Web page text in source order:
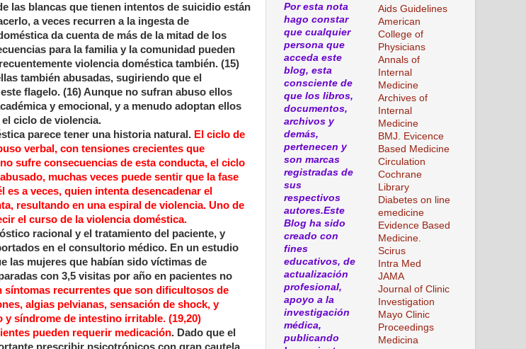
las blancas que tienen intentos de suicidio están
a veces recurren a la ingesta de
da cuenta de más de la mitad de los
para la familia y la comunidad pueden
violencia doméstica también. (15)
también abusadas, sugiriendo que el
flagelo. (16) Aunque no sufran abuso ellos
y emocional, y a menudo adoptan ellos
ciclo de violencia.
parece tener una historia natural. El ciclo de
verbal, con tensiones crecientes que
sufre consecuencias de esta conducta, el ciclo
muchas veces puede sentir que la fase
a veces, quien intenta desencadenar el
resultando en una espiral de violencia. Uno de
el curso de la violencia doméstica.
racional y el tratamiento del paciente, y
en el consultorio médico. En un estudio
las mujeres que habían sido víctimas de
con 3,5 visitas por año en pacientes no
síntomas recurrentes que son dificultosos de
algias pelvianas, sensación de shock, y
síndrome de intestino irritable. (19,20)
pueden requerir medicación. Dado que el
Por esta nota
hago constar
que cualquier
persona que
acceda este
blog, esta
consciente de
que los libros,
documentos,
archivos y
demás,
pertenecen y
son marcas
registradas de
sus
respectivos
autores.Este
Blog ha sido
creado con
fines
educativos, de
actualización
profesional,
apoyo a la
investigación
médica,
publicando
Aids Guidelines
American
College of
Physicians
Annals of
Internal
Medicine
Archives of
Internal
Medicine
BMJ. Evicence
Based Medicine
Circulation
Cochrane
Library
Diabetes on line
emedicine
Evidence Based
Medicine.
Scirus
Intra Med
JAMA
Journal of Clinic
Investigation
Mayo Clinic
Proceedings
Medicina